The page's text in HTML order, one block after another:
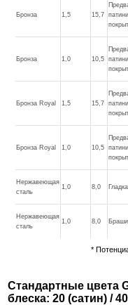
Бронза 1,5 15,7
Бронза 1,0 10,5
Бронза Royal 1,5 15,7
Бронза Royal 1,0 10,5
Нержавеющая
сталь
1,0 8,0
Нержавеющая
сталь
1,0 8,0
*
Стандартные цвета
блеска: 20 (сатин) /